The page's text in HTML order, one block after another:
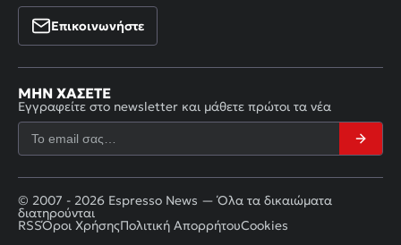
Επικοινωνήστε
ΜΗΝ ΧΆΣΕΤΕ
Εγγραφείτε στο newsletter και μάθετε πρώτοι τα νέα
© 2007 - 2026 Espresso News — Όλα τα δικαιώματα
διατηρούνται
RSSΌροι ΧρήσηςΠολιτική ΑπορρήτουCookies